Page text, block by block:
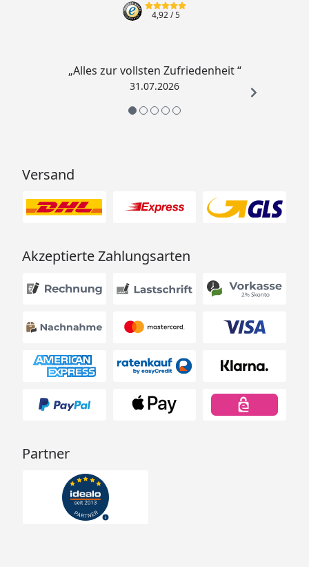
4,92/ 5
„Alles zur vollsten Zufriedenheit “
31.07.2026
Versand
Akzeptierte Zahlungsarten
Partner